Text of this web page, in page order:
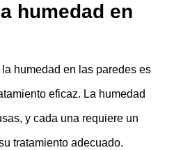
humedad en
humedad en las paredes es
eficaz. La humedad
y cada una requiere un
tratamiento adecuado.